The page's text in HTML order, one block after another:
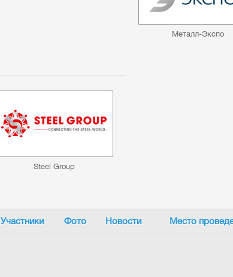
Металл-Экспо
Steel Group
Участники Фото Новости Место